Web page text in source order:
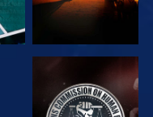
REGARDER